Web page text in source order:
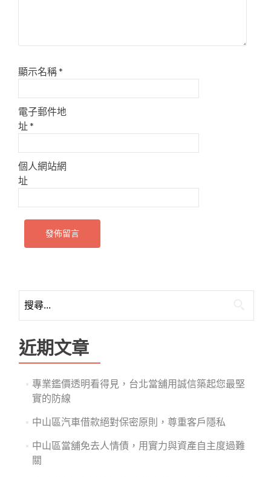
顯示名稱*
電子郵件地
址*
個人網站網
址
尋
鍵
字:
近期文章
專業鑑價透明看得見，台北當舖用誠信築起您最堅
實的防線
中山區汽車借款絕對保密原則，尊重客戶隱私
中山區當舖免去人情債，用實力與資產自主度過難
關